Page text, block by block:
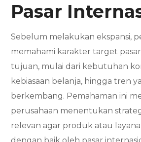
Pasar
Sebelum melakukan ekspansi,
memahami karakter target
tujuan, mulai dari kebutuhan
kebiasaan belanja, hingga tren
berkembang. Pemahaman ini
perusahaan menentukan
relevan agar produk atau